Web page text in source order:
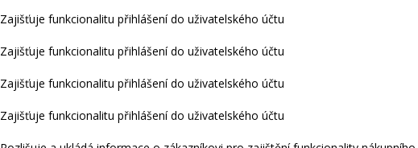
Zajišťuje funkcionalitu přihlášení do uživatelského účtu
Zajišťuje funkcionalitu přihlášení do uživatelského účtu
Zajišťuje funkcionalitu přihlášení do uživatelského účtu
Zajišťuje funkcionalitu přihlášení do uživatelského účtu